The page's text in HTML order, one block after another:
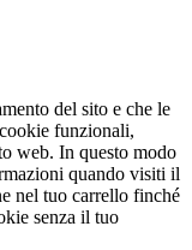
del sito e che le
funzionali,
web. In questo modo
quando visiti il
nel tuo carrello finché
senza il tuo